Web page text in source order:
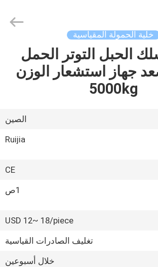
خلية الحمولة المقياسية
الحبل التوتر الحمل
جهاز استشعار الوزن
5000kg
الصين
Ruijia
CE
1ص
USD 12~ 18/piece
تغليف الصادرات القياسية
خلال أسبوعين